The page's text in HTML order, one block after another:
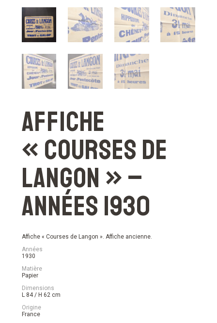
Affiche
« Courses de
Langon » –
Années 1930
Affiche « Courses de Langon ». Affiche ancienne.
Années
1930
Matière
Papier
Dimensions
L 84 / H 62 cm
Origine
France